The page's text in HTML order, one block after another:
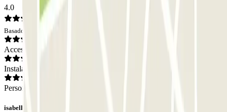
4.0
Basado en 2 opiniones
Acceso
Instalaciones
Personal
isabelle